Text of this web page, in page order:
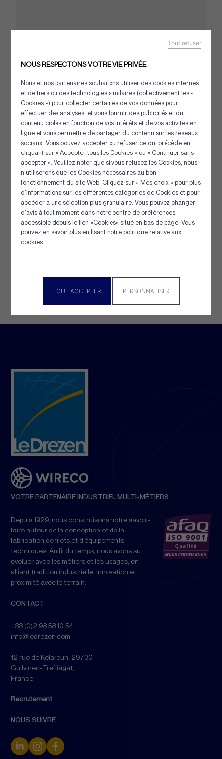
Panneau de gestion des cookies
NOUS RESPECTONS VOTRE VIE PRIVÉE
Nous et nos partenaires souhaitons utiliser des cookies internes
et de tiers ou des technologies similaires (collectivement les «
Cookies ») pour collecter certaines de vos données pour
effectuer des analyses, et vous fournir des publicités et du
contenu ciblés en fonction de vos intérêts et de vos activités en
ligne et vous permettre de partager du contenu sur les réseaux
sociaux. Vous pouvez accepter ou refuser ce qui précède en
cliquant sur « Accepter tous les Cookies » ou « Continuer sans
accepter ». Veuillez noter que si vous refusez les Cookies, nous
n'utiliserons que les Cookies nécessaires au bon
fonctionnement du site Web. Cliquez sur « Mes choix » pour plus
d'informations sur les différentes catégories de Cookies et pour
accéder à une sélection plus granulaire. Vous pouvez changer
d'avis à tout moment dans notre centre de préférences
accessible depuis le lien «Cookies» situé en bas de page. Vous
pouvez en savoir plus en lisant notre politique relative aux
cookies.
TOUT ACCEPTER
Tout refuser
PERSONNALISER
Flotteur ovoïde plastique
[+] Détails
VOTRE PARTENAIRE INDUSTRIEL MULTI-MÉTIERS
Depuis 1929, nous construisons notre savoir-
faire autour de la conception et de la
fabrication de filets et d’équipements
techniques. Au fil du temps, nous avons su
évoluer avec les métiers et les usages, en
alliant tradition industrielle, innovation et
proximité avec le terrain.
CONTACT
+33 (0)2 98 58 10 54
info@ledrezen.com
12 rue de Kelareun, 29730
Guilvinec-Treffiagat,
France
Recrutement
NOUS SUIVRE